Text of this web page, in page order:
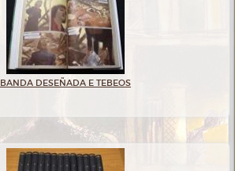
BANDA DESEÑADA E TEBEOS